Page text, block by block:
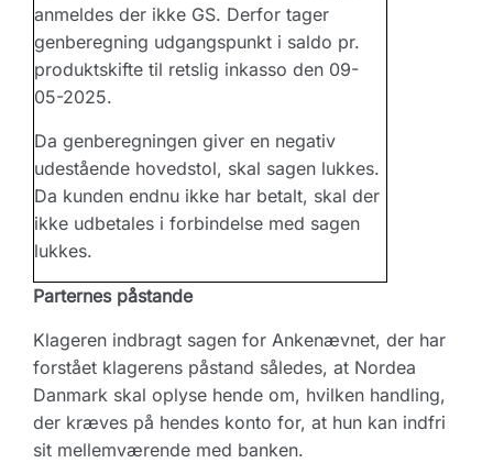
anmeldes der ikke GS. Derfor tager
genberegning udgangspunkt i saldo pr.
produktskifte til retslig inkasso den 09-
05-2025.
Da genberegningen giver en negativ
udestående hovedstol, skal sagen lukkes.
Da kunden endnu ikke har betalt, skal der
ikke udbetales i forbindelse med sagen
lukkes.
Parternes påstande
Klageren indbragt sagen for Ankenævnet, der har
forstået klagerens påstand således, at Nordea
Danmark skal oplyse hende om, hvilken handling,
der kræves på hendes konto for, at hun kan indfri
sit mellemværende med banken.